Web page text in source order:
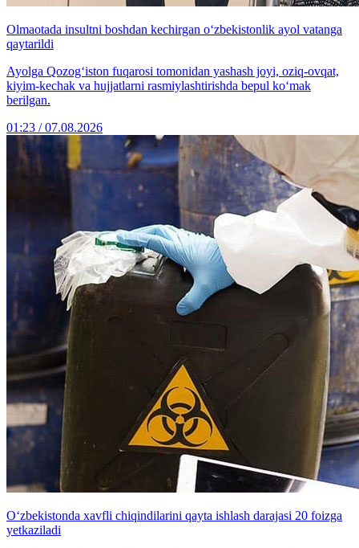
Olmaotada insultni boshdan kechirgan o‘zbekistonlik ayol vatanga
qaytarildi
Ayolga Qozog‘iston fuqarosi tomonidan yashash joyi, oziq-ovqat,
kiyim-kechak va hujjatlarni rasmiylashtirishda bepul ko‘mak
berilgan.
01:23 / 07.08.2026
O‘zbekistonda xavfli chiqindilarini qayta ishlash darajasi 20 foizga
yetkaziladi